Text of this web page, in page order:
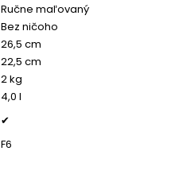
Ručne maľovaný
Bez ničoho
26,5 cm
22,5 cm
2 kg
4,0 l
✔
F6